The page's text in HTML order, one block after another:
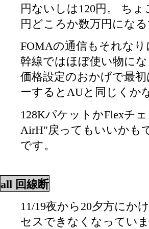
円ないしは120円。 ち
円どころか数万円にな
FOMAの通信もそれな
幹線ではほぼ使い物に
価格設定のおかげで最
ーするとAUと同じくか
128KパケットかFlexチ
AirH"戻ってもいいかも
です。
all 回線断
11/19夜から20夕方にか
セスできなくなってい